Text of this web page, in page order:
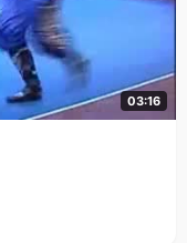
03:16